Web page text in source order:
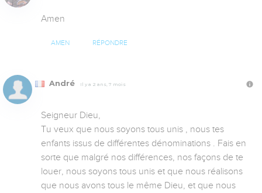
Amen
AMEN RÉPONDRE
André Il y a 2 ans, 7 mois
Seigneur Dieu,
Tu veux que nous soyons tous unis , nous tes
enfants issus de différentes dénominations . Fais en
sorte que malgré nos différences, nos façons de te
louer, nous soyons tous unis et que nous réalisons
que nous avons tous le même Dieu, et que nous